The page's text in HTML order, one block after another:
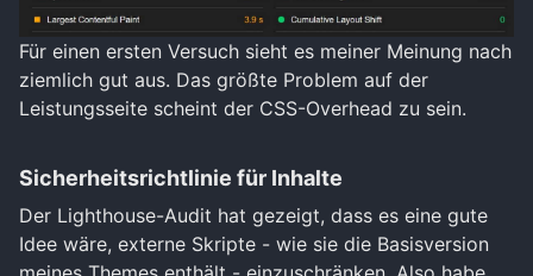
Für einen ersten Versuch sieht es meiner Meinung nach
ziemlich gut aus. Das größte Problem auf der
Leistungsseite scheint der CSS-Overhead zu sein.
Sicherheitsrichtlinie für Inhalte
Der Lighthouse-Audit hat gezeigt, dass es eine gute
Idee wäre, externe Skripte - wie sie die Basisversion